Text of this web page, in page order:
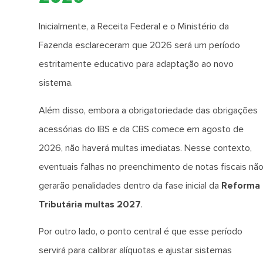
Inicialmente, a Receita Federal e o Ministério da
Fazenda esclareceram que 2026 será um período
estritamente educativo para adaptação ao novo
sistema.
Além disso, embora a obrigatoriedade das obrigações
acessórias do IBS e da CBS comece em agosto de
2026, não haverá multas imediatas. Nesse contexto,
eventuais falhas no preenchimento de notas fiscais não
gerarão penalidades dentro da fase inicial da Reforma
Tributária multas 2027.
Por outro lado, o ponto central é que esse período
servirá para calibrar alíquotas e ajustar sistemas